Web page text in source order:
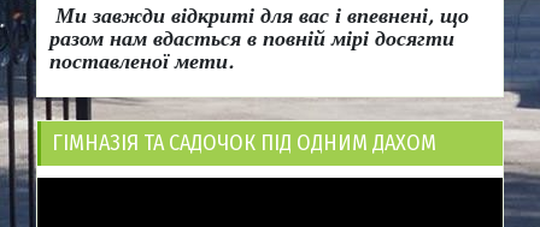
Ми завжди відкриті для вас і впевнені, що
разом нам вдасться в повній мірі досягти
поставленої мети.
ГІМНАЗІЯ ТА САДОЧОК ПІД ОДНИМ ДАХОМ